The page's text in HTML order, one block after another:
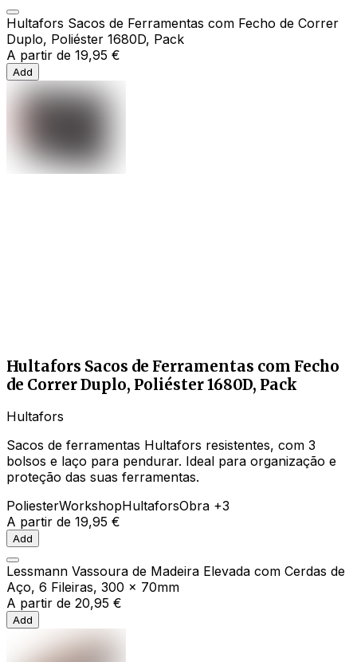
Hultafors Sacos de Ferramentas com Fecho de Correr
Duplo, Poliéster 1680D, Pack
A partir de 19,95 €
Add
Hultafors Sacos de Ferramentas com Fecho
de Correr Duplo, Poliéster 1680D, Pack
Hultafors
Sacos de ferramentas Hultafors resistentes, com 3
bolsos e laço para pendurar. Ideal para organização e
proteção das suas ferramentas.
PoliesterWorkshopHultaforsObra +3
A partir de 19,95 €
Add
Lessmann Vassoura de Madeira Elevada com Cerdas de
Aço, 6 Fileiras, 300 x 70mm
A partir de 20,95 €
Add